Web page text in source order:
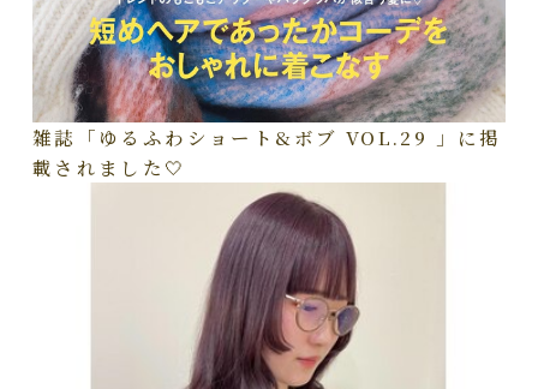
雑誌「ゆるふわショート&ボブ VOL.29 」に掲
載されました🤍